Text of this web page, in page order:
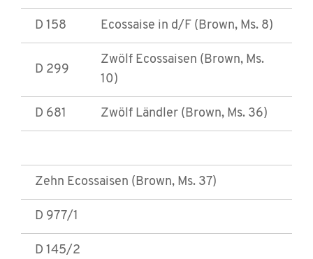
D 158 Ecossaise in d/F (Brown, Ms. 8)
D 299
Zwölf Ecossaisen (Brown, Ms.
10)
D 681 Zwölf Ländler (Brown, Ms. 36)
Zehn Ecossaisen (Brown, Ms. 37)
D 977/1
D 145/2